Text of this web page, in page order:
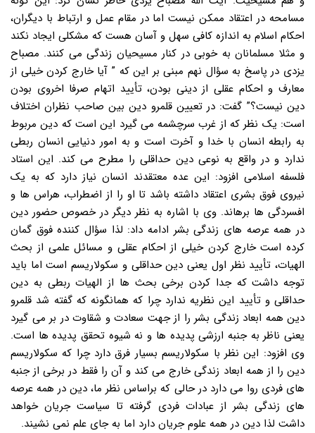
مسامحه در اعتقاد ممکن نیست اما در مقام عمل و ارتباط با دیگران،
احکام اسلام به اندازه کافی سهل و آسان هست که مشکلی ایجاد نکند
و مثلا مسلمانان به خوبی در کنار مسیحیان زندگی می کنند. مصباح
یزدی در پاسخ به سؤال نهم مبنی بر این که ” آیا خارج کردن خیلی از
معارف و احکام عقلی از دینی بودن، تأیید اتهام صرفا اخروی بودن
دین نیست؟” گفت: در تعیین قلمرو دین بین صاحب نظران اختلاف
است: یک نظر که از غرب سرچشمه می گیرد این است که دین مربوط
به رابطه انسان با خدا و آخرت است و به امور دنیایی انسان ربطی
ندارد و در واقع به نوعی دین حداقلی را مطرح می کند. این استاد
فلسفه اسلامی افزود: این عده معتقدند انسان نیاز دارد که به یک
نیروی فوق بشری اعتقاد داشته باشد تا او را از اضطراب، هراس ها و
افسردگی ها برهاند. وی با اشاره به نظر دیگر در خصوص حضور دین
در همه عرصه های زندگی بشر ادامه داد: لذا سؤال کننده فوق گمان
کرده است خارج کردن خیلی از احکام عقلی و مسائل علمی از بحث
الهیات، تأیید نظر اول یعنی دین حداقلی و سکولاریسم است اما باید
توجه داشت که جدا کردن برخی بحث ها از الهیات ربطی به دین
حداقلی و تأیید این نظریه ندارد چرا که همانگونه که گفته شد قلمرو
دین همه ابعاد زندگی بشر را از جهت سعادت و شقاوت در بر می گیرد
یعنی ناظر به جنبه ارزشی پدیده ها و نه شیوه تحقق پدیده ها است.
وی افزود: این نظر با سکولاریسم بسیار فرق دارد چرا که سکولاریسم
دین را از همه ابعاد زندگی خارج می کند و آن را فقط در برخی از جنبه
های فردی روا می دارد در حالی که براساس نظر ما، دین در همه عرصه
های زندگی بشر از عبادات فردی گرفته تا سیاست جریان خواهد
داشت لذا دین در همه علوم جریان دارد اما به جای علم نمی نشیند.